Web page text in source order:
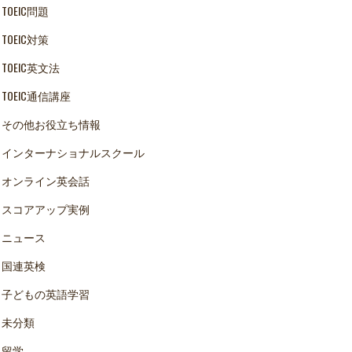
TOEIC問題
TOEIC対策
TOEIC英文法
TOEIC通信講座
その他お役立ち情報
インターナショナルスクール
オンライン英会話
スコアアップ実例
ニュース
国連英検
子どもの英語学習
未分類